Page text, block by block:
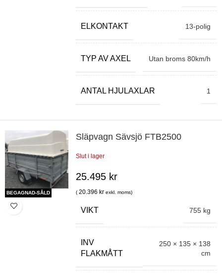
ELKONTAKT 13-polig
TYP AV AXEL Utan broms 80km/h
ANTAL HJULAXLAR 1
BEGAGNAD-SÅLD
Släpvagn Sävsjö FTB2500
Slut i lager
25.495 kr
(20.396 kr exkl. moms)
VIKT 755 kg
INV
FLAKMÅTT
250 × 135 × 138
cm